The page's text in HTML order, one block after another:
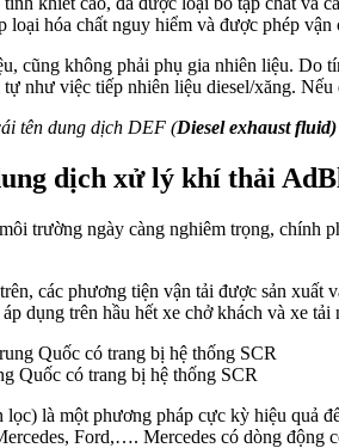
loại hóa chất nguy hiểm và được phép vận
cũng không phải phụ gia nhiên liệu. Do
như việc tiếp nhiên liệu diesel/xăng.
tên dung dịch DEF (Diesel exhaust fluid)
dịch xử lý khí thải
trường ngày càng nghiêm trọng, chính
các phương tiện vận tải được sản xuất
dụng trên hầu hết xe chở khách và xe tải
Quốc có trang bị hệ thống SCR
là một phương pháp cực kỳ hiệu quả
Ford,…. Mercedes có dòng động